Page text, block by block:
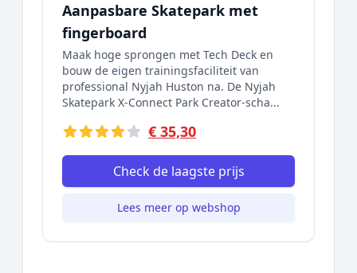
Aanpasbare Skatepark met
fingerboard
Maak hoge sprongen met Tech Deck en
bouw de eigen trainingsfaciliteit van
professional Nyjah Huston na. De Nyjah
Skatepark X-Connect Park Creator-scha...
€ 35,30
Check de laagste prijs
Lees meer op webshop